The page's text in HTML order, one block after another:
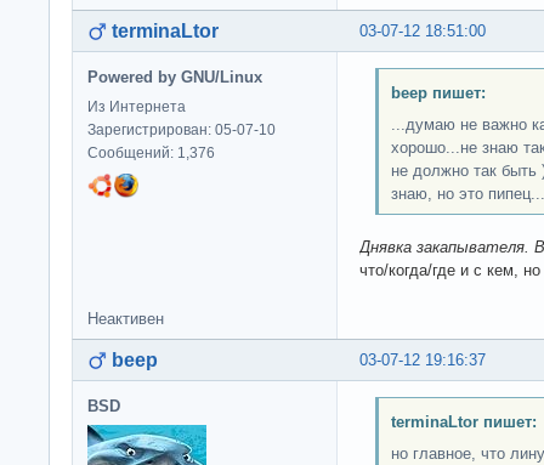
03-07-12 18:51:00
terminaLtor
Powered by GNU/Linux
Из Интернета
Зарегистрирован: 05-07-10
Сообщений: 1,376
beep пишет:
...думаю не важно
хорошо...не знаю
не должно так быть
знаю, но это
Днявка закапывателя.
что/когда/где и с кем,
Неактивен
03-07-12 19:16:37
beep
BSD
terminaLtor пишет:
но главное, что